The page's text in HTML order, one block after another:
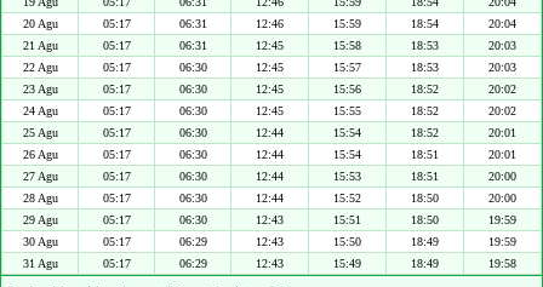
20 Agu
05:17 06:31 12:46 15:59 18:54
20:04
21 Agu
05:17 06:31 12:45 15:58 18:53
20:03
22 Agu
05:17 06:30 12:45 15:57 18:53
20:03
23 Agu
05:17 06:30 12:45 15:56 18:52
20:02
24 Agu
05:17 06:30 12:45 15:55 18:52
20:02
25 Agu
05:17 06:30 12:44 15:54 18:52
20:01
26 Agu
05:17 06:30 12:44 15:54 18:51
20:01
27 Agu
05:17 06:30 12:44 15:53 18:51
20:00
28 Agu
05:17 06:30 12:44 15:52 18:50
20:00
29 Agu
05:17 06:30 12:43 15:51 18:50
19:59
30 Agu
05:17 06:29 12:43 15:50 18:49
19:59
31 Agu
05:17 06:29 12:43 15:49 18:49 19:58